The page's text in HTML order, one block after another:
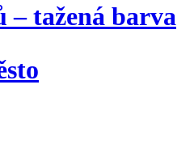
– tažená barva